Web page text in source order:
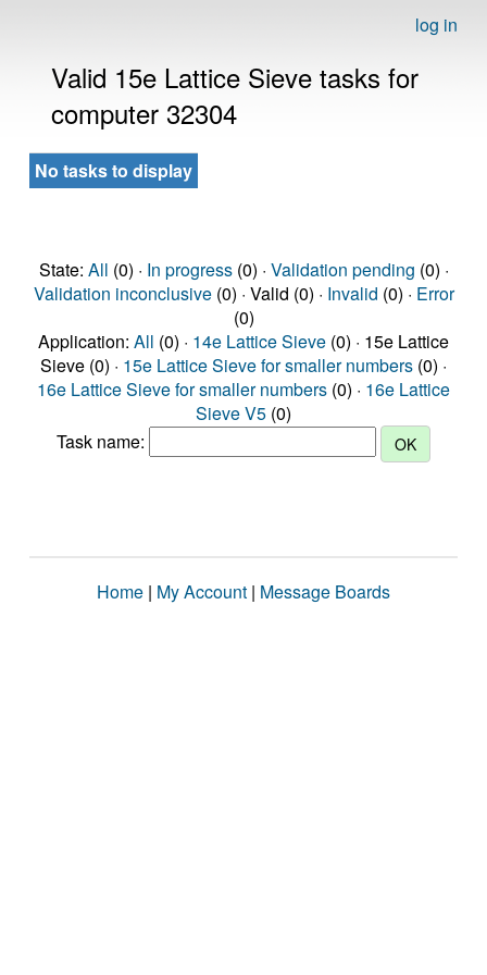
log in
Valid 15e Lattice Sieve tasks for
computer 32304
No tasks to display
State: All (0) · In progress(0) · Validation pending (0) ·
Validation inconclusive(0) · Valid (0) · Invalid (0) · Error
(0)
Application: All (0) · 14e Lattice Sieve (0) · 15e Lattice
Sieve (0) · 15e Lattice Sieve for smaller numbers (0) ·
16e Lattice Sieve for smaller numbers (0) · 16e Lattice
Sieve V5 (0)
Task name:
Home | My Account | Message Boards